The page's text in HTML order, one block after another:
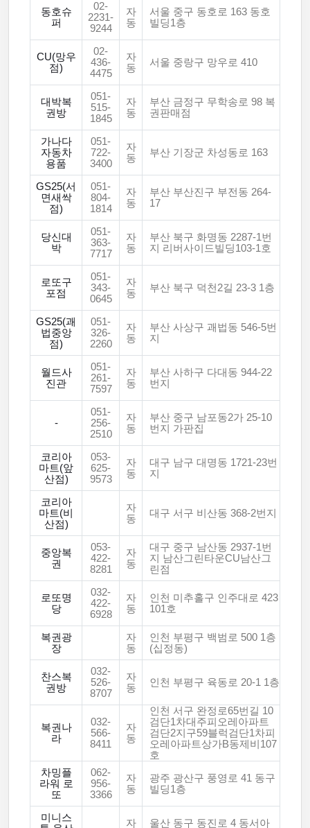
동호슈
퍼
02-
2231-
9244
자
동
서울 중구 동호로 163 동호
빌딩1층
CU(망우
점)
02-
436-
4475
자
동
서울 중랑구 망우로 410
대박복
권방
051-
515-
1845
자
동
부산 금정구 무학송로 98 복
권판매점
가나다
자동차
용품
051-
722-
3400
자
동
부산 기장군 차성동로 163
GS25(서
면새싹
점)
051-
804-
1814
자
동
부산 부산진구 부전동 264-
17
당신대
박
051-
363-
7717
자
동
부산 북구 화명동 2287-1번
지 리버사이드빌딩103-1호
로또구
포점
051-
343-
0645
자
동
부산 북구 덕천2길 23-3 1층
GS25(괘
법중앙
점)
051-
326-
2260
자
동
부산 사상구 괘법동 546-5번
지
월드사
진관
051-
261-
7597
자
동
부산 사하구 다대동 944-22
번지
-
051-
256-
2510
자
동
부산 중구 남포동2가 25-10
번지 가판집
코리아
마트(앞
산점)
053-
625-
9573
자
동
대구 남구 대명동 1721-23번
지
코리아
마트(비
산점)
자
동
대구 서구 비산동 368-2번지
중앙복
권
053-
422-
8281
자
동
대구 중구 남산동 2937-1번
지 남산그린타운CU남산그
린점
로또명
당
032-
422-
6928
자
동
인천 미추홀구 인주대로 423
101호
복권광
장
자
동
인천 부평구 백범로 500 1층
(십정동)
찬스복
권방
032-
526-
8707
자
동
인천 부평구 육동로 20-1 1층
복권나
라
032-
566-
8411
자
동
인천 서구 완정로65번길 10
검단1차대주피오레아파트
검단2지구59블럭검단1차피
오레아파트상가B동제비107
호
차밍플
라워 로
또
062-
956-
3366
자
동
광주 광산구 풍영로 41 동구
빌딩1층
미니스
자 울산 동구 동진로 4 동서아